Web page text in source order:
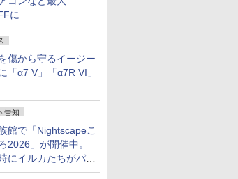
に
傷から守るイージー
「α7 V」「α7R VI」
告知
館で「Nightscapeこ
2026」が開催中。
にイルカたちがパフ
スを繰り広げる